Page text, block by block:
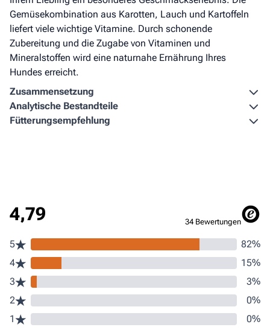
Gemüsekombination aus Karotten, Lauch und Kartoffeln
liefert viele wichtige Vitamine. Durch schonende
Zubereitung und die Zugabe von Vitaminen und
Mineralstoffen wird eine naturnahe Ernährung Ihres
Hundes erreicht.
Zusammen­setzung
Analytische Bestandteile
Fütterungs­empfehlung